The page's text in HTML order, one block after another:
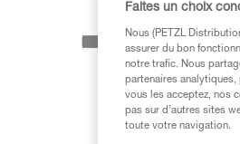
Faites un choix
Nous (PETZL
assurer du bon
notre trafic. Nous
partenaires
vous les acceptez, nos
pas sur d’autres sites
toute votre navigation.